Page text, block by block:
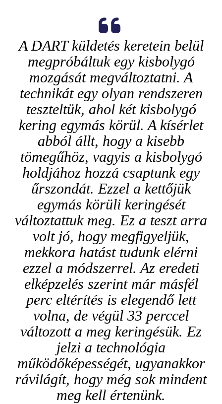
A DART küldetés keretein belül
megpróbáltuk egy kisbolygó
mozgását megváltoztatni. A
technikát egy olyan rendszeren
teszteltük, ahol két kisbolygó
kering egymás körül. A kísérlet
abból állt, hogy a kisebb
tömegűhöz, vagyis a kisbolygó
holdjához hozzá csaptunk egy
űrszondát. Ezzel a kettőjük
egymás körüli keringését
változtattuk meg. Ez a teszt arra
volt jó, hogy megfigyeljük,
mekkora hatást tudunk elérni
ezzel a módszerrel. Az eredeti
elképzelés szerint már másfél
perc eltérítés is elegendő lett
volna, de végül 33 perccel
változott a meg keringésük. Ez
jelzi a technológia
működőképességét, ugyanakkor
rávilágít, hogy még sok mindent
meg kell értenünk.